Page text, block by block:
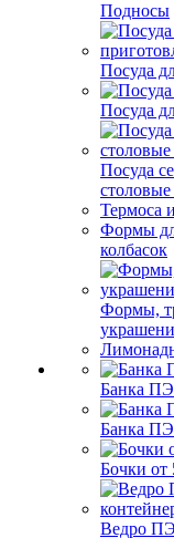
Подносы
Посуда
Посуда
Посуда
Термоса
Формы
колбасок
Формы,
Банка
Банка
Бочки от
Ведро